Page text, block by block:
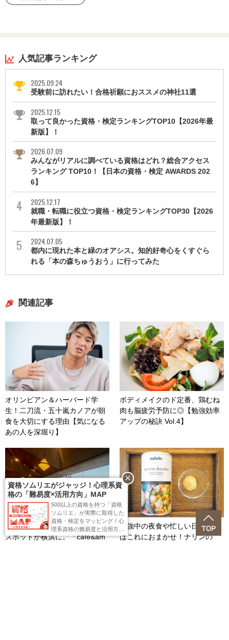
人気記事ランキング
2025.09.24
受験前に訪れたい！合格祈願におススメの神社11選
2025.12.15
取って良かった資格・検定ランキングTOP10【2026年最
新版】！
2026.07.09
みんながリアルに調べている資格はどれ？総合アクセス
ランキング TOP10！【日本の資格・検定 AWARDS 202
6】
2025.12.17
就職・転職に役立つ資格・検定ランキングTOP30【2026
年最新版】！
2024.07.05
都内に現れた本と緑のオアシス。知的好奇心をくすぐら
れる「本の森ちゅうおう」に行ってみた
関連記事
オリンピアン＆ハーバード学
生！二刀流・五十嵐カノアが朝
食を大切にする理由【気になる
あの人を深堀り】
ボディメイクのド定番、鶏むね
肉も脳疲労予防に◎【勉強効率
アップの秘訣 Vol.4】
青い海を眺めながら勉強できる
スポットが横浜に。「cafe&am
勉強中の夜食や忙しい日の食事
はこれにおまかせ！ナリンの
資格ソムリエがジャッジ！心理系資
格の「難易度×活用方向」MAP
500以上の資格を持つ「資格
ソムリエ」が実際に取得した
資格・検定をマッピング！心
理系資格の難易度と活用方向
が一目で分かるMAPを作りま
close